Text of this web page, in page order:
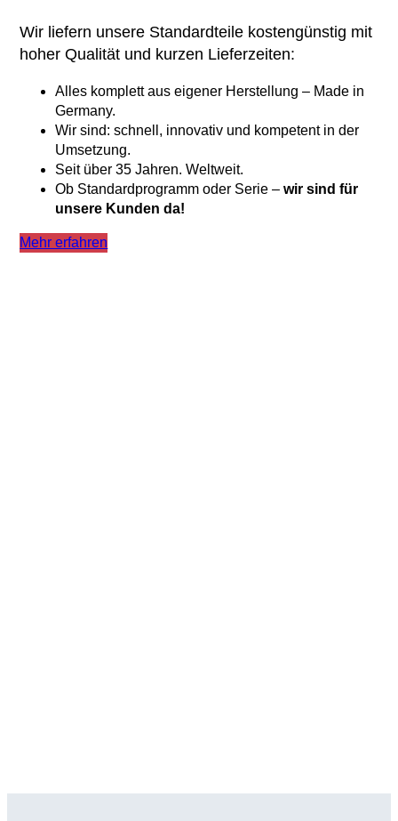
Wir liefern unsere Standardteile kostengünstig mit
hoher Qualität und kurzen Lieferzeiten:
Alles komplett aus eigener Herstellung – Made in
Germany.
Wir sind: schnell, innovativ und kompetent in der
Umsetzung.
Seit über 35 Jahren. Weltweit.
Ob Standardprogramm oder Serie –wir sind für
unsere Kunden da!
Mehr erfahren